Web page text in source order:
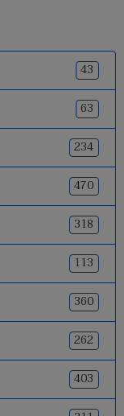
43
63
234
470
318
113
360
262
403